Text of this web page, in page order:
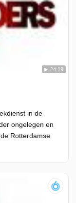
24:19
in de
ongelegen en
Rotterdamse